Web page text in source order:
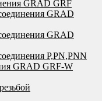
GRAD GRF
GRAD
GRAD
P,PN,PNN
GRAD GRF-W